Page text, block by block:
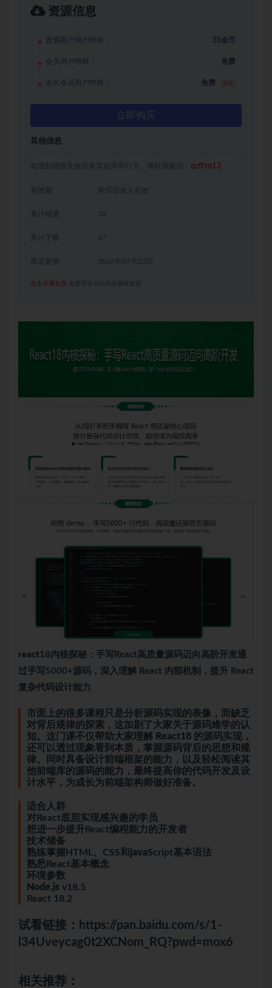
资源信息
普通用户用户特权： 35金币
会员用户特权： 免费
永久会员用户特权： 免费
立即购买
其他信息
如遇到链接失效或者其他异常行为，请联系微信： qzffzq12
有效期 购买后永久有效
累计销量 38
累计下载 47
2026年07月23日
点击开通会员 免费享有本站所有课程资源
react 18内核探秘：手写React高质量源码迈向高阶开发通
过手写5000+源码，深入理解 React 内部机制，提升 React
复杂代码设计能力
市面上的很多课程只是分析源码实现的表像，而缺乏
对背后规律的探索，这加剧了大家关于源码难学的认
知。这门课不仅帮助大家理解 React18 的源码实现，
还可以透过现象看到本质，掌握源码背后的思想和规
律。同时具备设计前端框架的能力，以及轻松阅读其
他前端库的源码的能力，最终提高你的代码开发及设
计水平，为成长为前端架构师做好准备。
适合人群
对React底层实现感兴趣的学员
想进一步提升React编程能力的开发者
技术储备
熟练掌握HTML、CSS和 javaScript基本语法
熟悉React基本概念
环境参数
Node.js v18.5
React 18.2
试看链接： https://pan.baidu.com/s/1-
l34Uveycag0t2XCNom_RQ?pwd=mox6
相关推荐：